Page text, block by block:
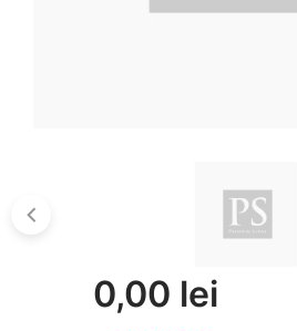
0,00 lei